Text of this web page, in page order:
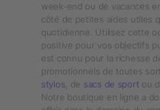
week-end ou de vacances
côté de petites aides utiles
quotidienne. Utilisez cette
positive pour vos objectifs
est connu pour la richesse
promotionnels de toutes
stylos , de sacs de sport ou
Notre boutique en ligne a